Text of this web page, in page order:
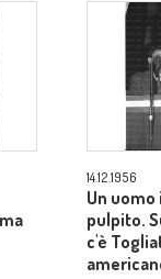
14.12.1956
Un
pulpito.
c'è